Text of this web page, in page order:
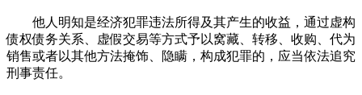
他人明知是经济犯罪违法所得及其产生的收益，通过虚构
债权债务关系、虚假交易等方式予以窝藏、转移、收购、代为
销售或者以其他方法掩饰、隐瞒，构成犯罪的，应当依法追究
刑事责任。